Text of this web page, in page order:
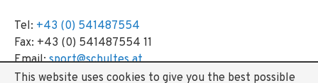
This website uses cookies to give you the best possible
Tel: +43 (0) 541487554
Fax: +43 (0) 541487554 11
Email:sport@schultes.at